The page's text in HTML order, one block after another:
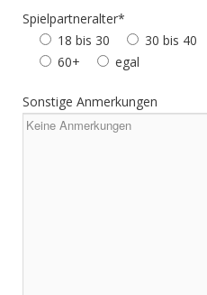
Spielpartneralter*
18 bis 30
30 bis 40
60+
egal
Sonstige Anmerkungen